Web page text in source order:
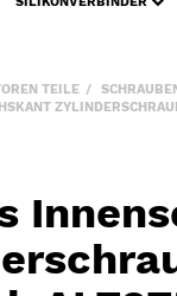
TEILE